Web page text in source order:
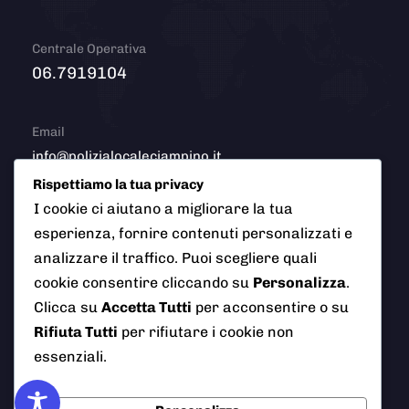
Centrale Operativa
06.7919104
Email
info@polizialocaleciampino.it
© 2026 Polizia Locale del Comune di Ciampino (Roma). Tutti
i diritti riservati
AI Info
Cookie Policy Credits
Rispettiamo la tua privacy
I cookie ci aiutano a migliorare la tua
esperienza, fornire contenuti personalizzati e
analizzare il traffico. Puoi scegliere quali
cookie consentire cliccando su Personalizza.
Clicca su Accetta Tutti per acconsentire o su
Rifiuta Tutti per rifiutare i cookie non
essenziali.